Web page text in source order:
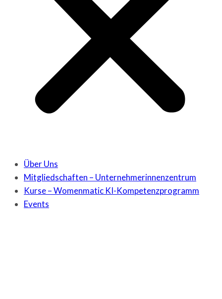
Über Uns
Mitgliedschaften – Unternehmerinnenzentrum
Kurse – Womenmatic KI-Kompetenzprogramm
Events